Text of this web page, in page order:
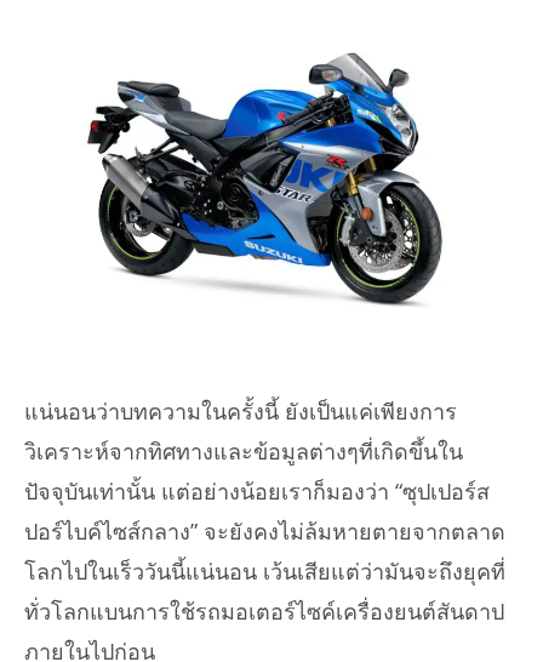
แน่นอนว่าบทความในครั้งนี้ ยังเป็นแค่เพียงการ
วิเคราะห์จากทิศทางและข้อมูลต่างๆที่เกิดขึ้นใน
ปัจจุบันเท่านั้น แต่อย่างน้อยเราก็มองว่า “ซุปเปอร์ส
ปอร์ไบค์ไซส์กลาง” จะยังคงไม่ล้มหายตายจากตลาด
โลกไปในเร็ววันนี้แน่นอน เว้นเสียแต่ว่ามันจะถึงยุคที่
ทั่วโลกแบนการใช้รถมอเตอร์ไซค์เครื่องยนต์สันดาป
ภายในไปก่อน